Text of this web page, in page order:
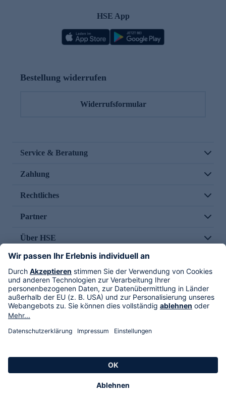
HSE App
Bestellung widerrufen
Widerrufsformular
Service & Beratung
Zahlung
Rechtliches
Partner
Über HSE
Im TV
HSE International